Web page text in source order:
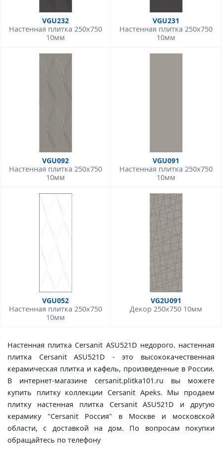
VGU232
Настенная плитка 250x750
10мм
VGU231
Настенная плитка 250x750
10мм
VGU092
Настенная плитка 250x750
10мм
VGU091
Настенная плитка 250x750
10мм
VGU052
Настенная плитка 250x750
10мм
VG2U091
Декор 250x750 10мм
Настенная плитка Cersanit ASU521D недорого. настенная
плитка Cersanit ASU521D - это высококачественная
керамическая плитка и кафель, произведенные в России.
В интернет-магазине cersanit.plitka101.ru вы можете
купить плитку коллекции Cersanit Apeks. Мы продаем
плитку настенная плитка Cersanit ASU521D и другую
керамику "Cersanit Россия" в Москве и московской
области, с доставкой на дом. По вопросам покупки
обращайтесь по телефону